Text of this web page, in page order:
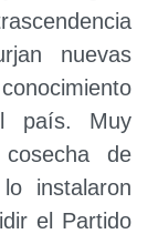
nuevas
país. Muy
de
instalaron
el Partido